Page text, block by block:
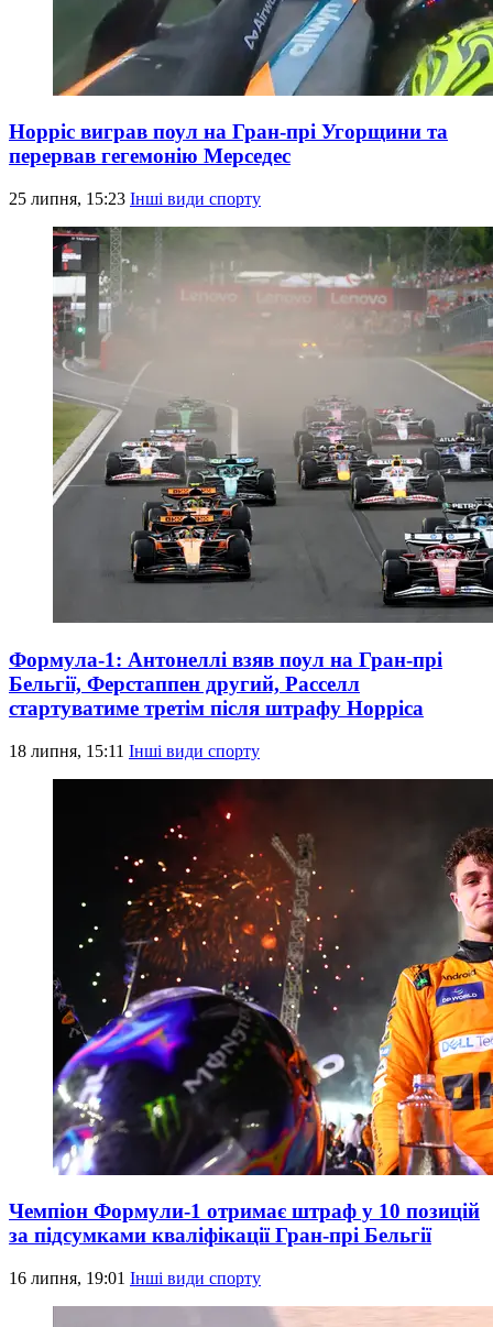
Норріс виграв поул на Гран-прі Угорщини та
перервав гегемонію Мерседес
25 липня, 15:23 Інші види спорту
Формула-1: Антонеллі взяв поул на Гран-прі
Бельгії, Ферстаппен другий, Расселл
стартуватиме третім після штрафу Норріса
18 липня, 15:11 Інші види спорту
Чемпіон Формули-1 отримає штраф у 10 позицій
за підсумками кваліфікації Гран-прі Бельгії
16 липня, 19:01 Інші види спорту